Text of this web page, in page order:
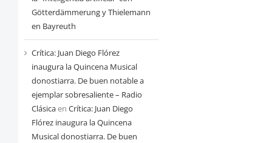
Götterdämmerung y Thielemann
en Bayreuth
Crítica: Juan Diego Flórez
inaugura la Quincena Musical
donostiarra. De buen notable a
ejemplar sobresaliente – Radio
Clásicaen Crítica: Juan Diego
Flórez inaugura la Quincena
Musical donostiarra. De buen